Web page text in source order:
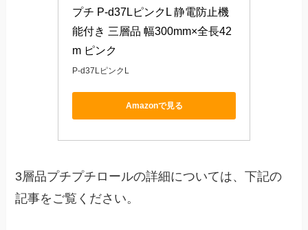
プチ P-d37LピンクL 静電防止機
能付き 三層品 幅300mm×全長42
m ピンク
P-d37LピンクL
Amazonで見る
3層品プチプチロールの詳細については、下記の
記事をご覧ください。